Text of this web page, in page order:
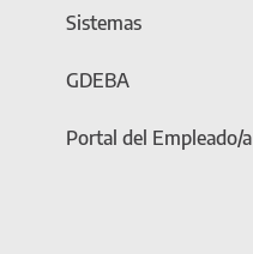
Sistemas
GDEBA
Portal del Empleado/a